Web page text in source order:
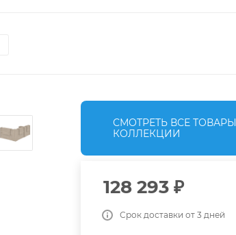
СМОТРЕТЬ ВСЕ ТОВАРЫ
КОЛЛЕКЦИИ
128 293₽
Срок доставки от 3 дней